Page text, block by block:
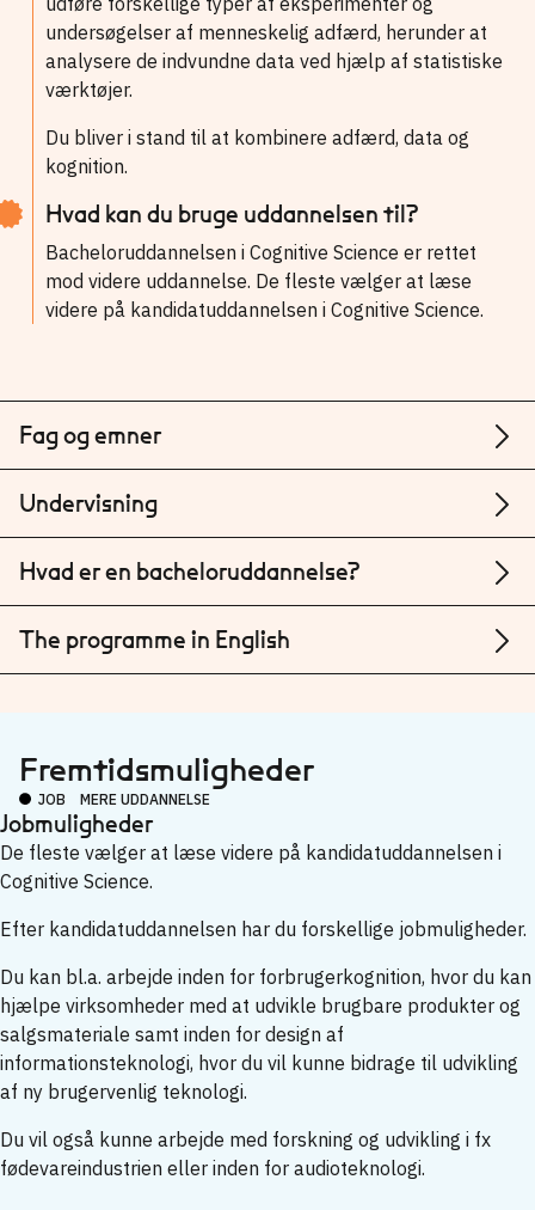
undersøgelser af menneskelig adfærd, herunder at
analysere de indvundne data ved hjælp af statistiske
værktøjer.
Du bliver i stand til at kombinere adfærd, data og
kognition.
Hvad kan du bruge uddannelsen til?
Bacheloruddannelsen i Cognitive Science er rettet
mod videre uddannelse. De fleste vælger at læse
videre på kandidatuddannelsen i Cognitive Science.
Fag og emner
Undervisning
Hvad er en bacheloruddannelse?
The programme in English
Fremtidsmuligheder
JOB MERE UDDANNELSE
Jobmuligheder
De fleste vælger at læse videre på kandidatuddannelsen i
Cognitive Science.
Efter kandidatuddannelsen har du forskellige jobmuligheder.
Du kan bl.a. arbejde inden for forbrugerkognition, hvor du kan
hjælpe virksomheder med at udvikle brugbare produkter og
salgsmateriale samt inden for design af
informationsteknologi, hvor du vil kunne bidrage til udvikling
af ny brugervenlig teknologi.
Du vil også kunne arbejde med forskning og udvikling i fx
fødevareindustrien eller inden for audioteknologi.